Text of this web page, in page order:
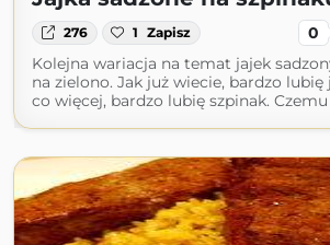
276 1 Zapisz 0
Kolejna wariacja na temat jajek
na zielono. Jak już wiecie, bardzo lubię
co więcej, bardzo lubię szpinak. Czemu